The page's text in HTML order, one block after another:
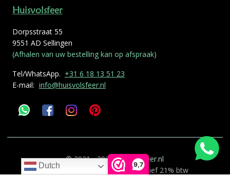
9,7
Huisvolsfeer
Dorpsstraat 55
9551 AD Sellingen
(Afhalen van uw bestelling kan op afspraak)
Tel/WhatsApp. +31 6 18 13 51 23
E-mail: info@huisvolsfeer.nl
© 2021 - 2026Huisvolsfeer.nl
Alle genoemde prijzen zijn inclusief 21% btw
Dutch